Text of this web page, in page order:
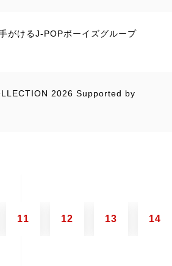
がけるJ-POPボーイズグループ
2026 Supported by
11 12 13 14